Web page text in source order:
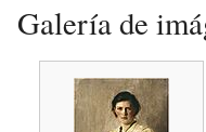
Galería de